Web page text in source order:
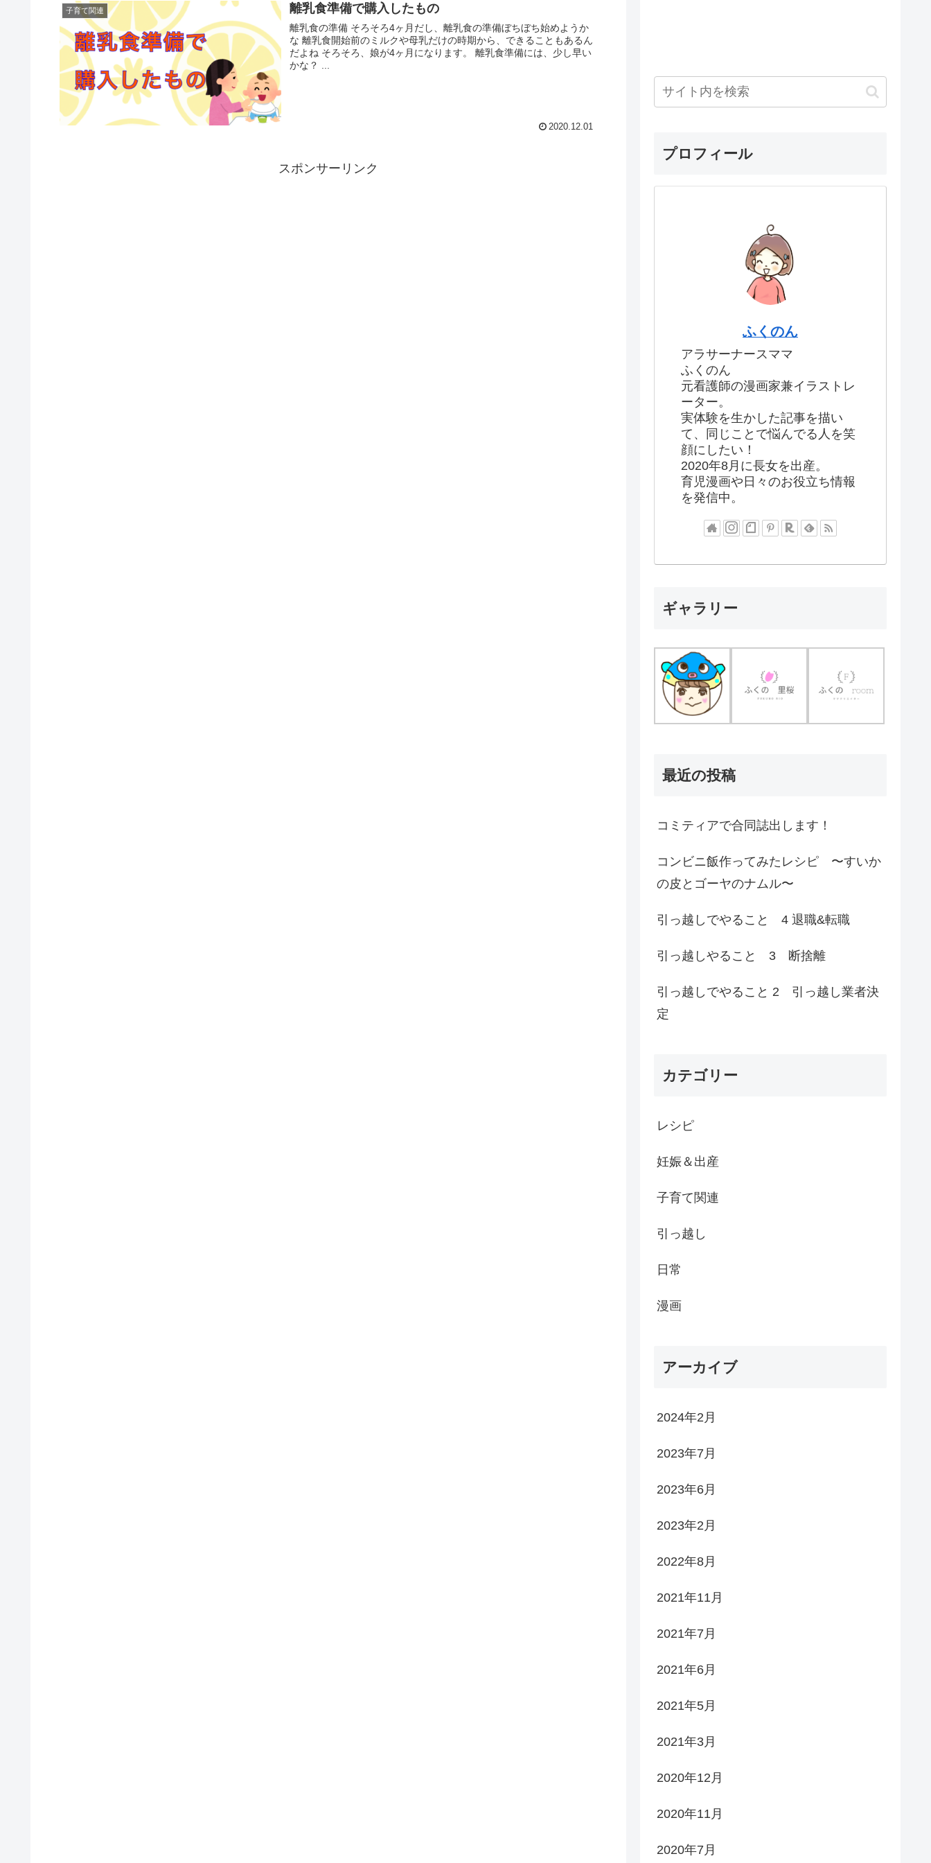
子育て関連 離乳食準備で購入したもの
離乳食の準備 そろそろ4ヶ月だし、離乳食の準備ぼちぼち始めようか
な 離乳食開始前のミルクや母乳だけの時期から、できることもあるん
だよね そろそろ、娘が4ヶ月になります。 離乳食準備には、少し早い
かな？ ...
2020.12.01
スポンサーリンク
プロフィール
ふくのん
アラサーナースママ
ふくのん
元看護師の漫画家兼イラストレ
ーター。
実体験を生かした記事を描い
て、同じことで悩んでる人を笑
顔にしたい！
2020年8月に長女を出産。
育児漫画や日々のお役立ち情報
を発信中。
ギャラリー
最近の投稿
コミティアで合同誌出します！
コンビニ飯作ってみたレシピ 〜すいか
の皮とゴーヤのナムル〜
引っ越しでやること 4 退職&転職
引っ越しやること 3 断捨離
引っ越しでやること 2 引っ越し業者決
定
カテゴリー
レシピ
妊娠＆出産
子育て関連
引っ越し
日常
漫画
アーカイブ
2024年2月
2023年7月
2023年6月
2023年2月
2022年8月
2021年11月
2021年7月
2021年6月
2021年5月
2021年3月
2020年12月
2020年11月
2020年7月